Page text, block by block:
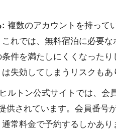
: 複数のアカウントを持って
れでは、無料宿泊に必要な
件を満たしにくくなった
失効してしまうリスクもあ
ヒルトン公式サイトでは、会
供されています。会員番号
常料金で予約するしかあり